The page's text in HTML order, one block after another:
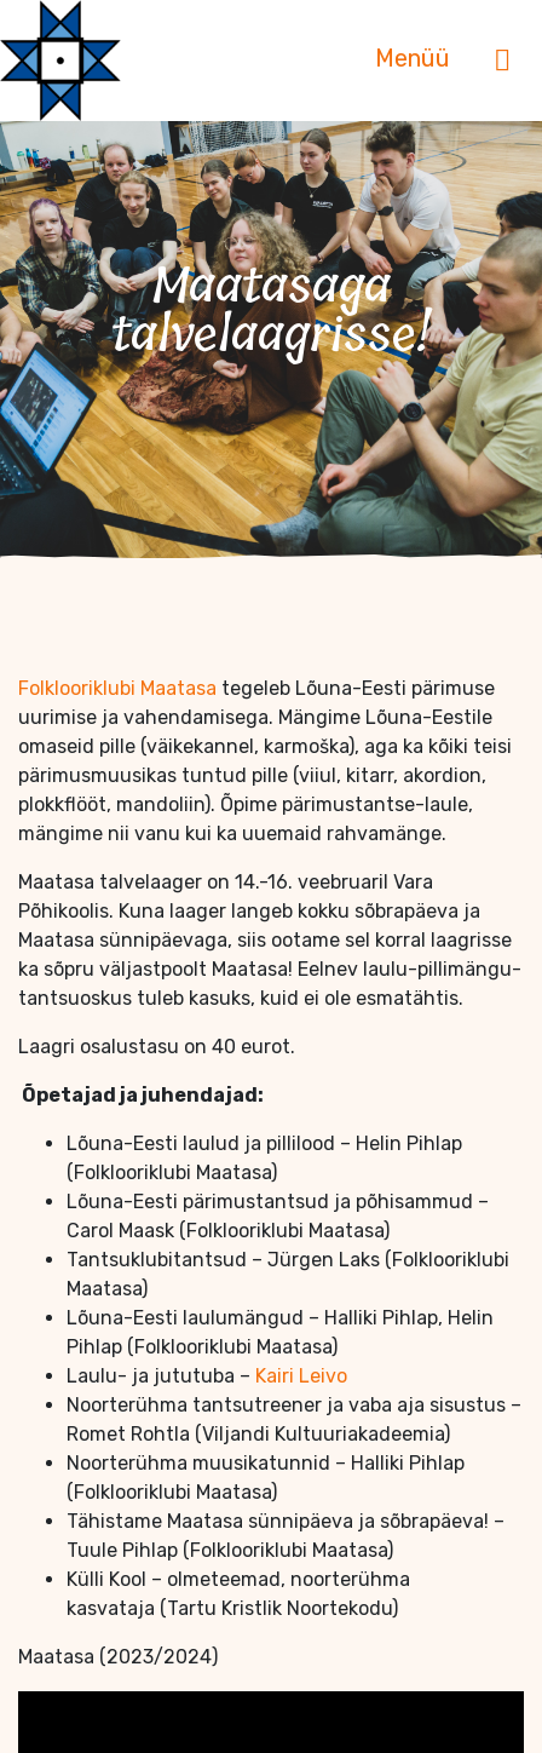
Menüü
Maatasaga
talvelaagrisse!
Folklooriklubi Maatasa tegeleb Lõuna-Eesti pärimuse
uurimise ja vahendamisega. Mängime Lõuna-Eestile
omaseid pille (väikekannel, karmoška), aga ka kõiki teisi
pärimusmuusikas tuntud pille (viiul, kitarr, akordion,
plokkflööt, mandoliin). Õpime pärimustantse-laule,
mängime nii vanu kui ka uuemaid rahvamänge.
Maatasa talvelaager on 14.-16. veebruaril Vara
Põhikoolis. Kuna laager langeb kokku sõbrapäeva ja
Maatasa sünnipäevaga, siis ootame sel korral laagrisse
ka sõpru väljastpoolt Maatasa! Eelnev laulu-pillimängu-
tantsuoskus tuleb kasuks, kuid ei ole esmatähtis.
Laagri osalustasu on 40 eurot.
Õpetajad ja juhendajad:
Lõuna-Eesti laulud ja pillilood – Helin Pihlap
(Folklooriklubi Maatasa)
Lõuna-Eesti pärimustantsud ja põhisammud –
Carol Maask (Folklooriklubi Maatasa)
Tantsuklubitantsud – Jürgen Laks (Folklooriklubi
Maatasa)
Lõuna-Eesti laulumängud – Halliki Pihlap, Helin
Pihlap (Folklooriklubi Maatasa)
Laulu- ja jututuba – Kairi Leivo
Noorterühma tantsutreener ja vaba aja sisustus –
Romet Rohtla (Viljandi Kultuuriakadeemia)
Noorterühma muusikatunnid – Halliki Pihlap
(Folklooriklubi Maatasa)
Tähistame Maatasa sünnipäeva ja sõbrapäeva! –
Tuule Pihlap (Folklooriklubi Maatasa)
Külli Kool – olmeteemad, noorterühma
kasvataja (Tartu Kristlik Noortekodu)
Maatasa (2023/2024)